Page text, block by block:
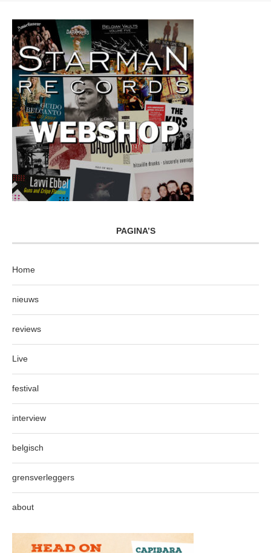
PAGINA’S
Home
nieuws
reviews
Live
festival
interview
belgisch
grensverleggers
about